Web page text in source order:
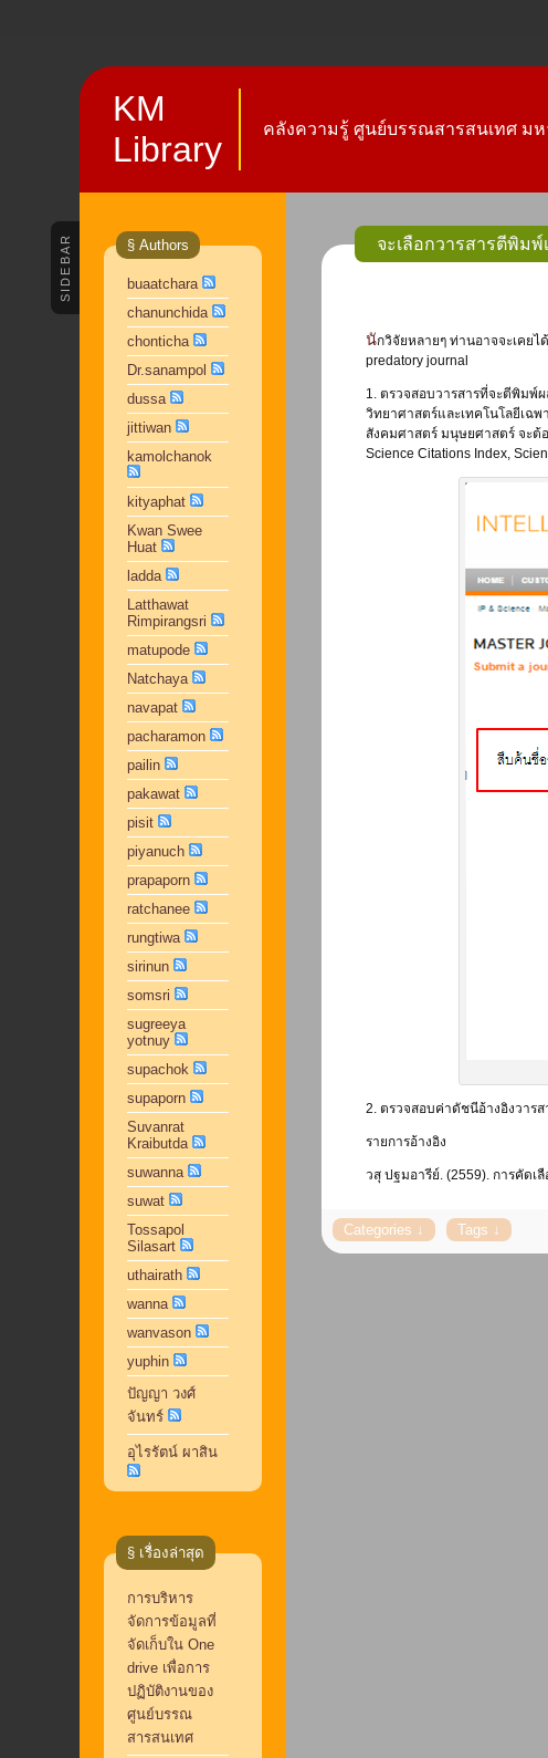
KM
Library
คลังความรู้ ศูนย์บรรณสารสนเทศ มห
SIDEBAR § Authors
buaatchara
chanunchida
chonticha
Dr.sanampol
dussa
jittiwan
kamolchanok
kityaphat
Kwan Swee
Huat
ladda
Latthawat
Rimpirangsri
matupode
Natchaya
navapat
pacharamon
pailin
pakawat
pisit
piyanuch
prapaporn
ratchanee
rungtiwa
sirinun
somsri
sugreeya
yotnuy
supachok
supaporn
Suvanrat
Kraibutda
suwanna
suwat
Tossapol
Silasart
uthairath
wanna
wanvason
yuphin
ปัญญา วงศ์
จันทร์
อุไรรัตน์ ผาสิน
§ เรื่องล่าสุด
การบริหาร
จัดการข้อมูลที่
จัดเก็บใน One
drive เพื่อการ
ปฏิบัติงานของ
ศูนย์บรรณ
สารสนเทศ
จะเลือกวารสารตีพิมพ์
นักวิจัยหลายๆ ท่านอาจจะเคยได้รับจดหมายเชิญขวนให้ส่งบทความไปตีพิมพ์ในวารสารต่างๆ เราจะมีหลักการพิจารณาได้อย่างไร ว่าวารสารเหล่านั้นไม่ใช่วารสารประเภท
predatory journal
1. ตรวจสอบวารสารที่จะตีพิมพ์ผ
วิทยาศาสตร์และเทคโนโลยีเฉพ
สังคมศาสตร์ มนุษยศาสตร์ จะต้
Science Citations Index,
2. ตรวจสอบค่าดัชนีอ้างอิงวารส
รายการอ้างอิง
วสุ ปฐมอารีย์. (2559). การคัดเ